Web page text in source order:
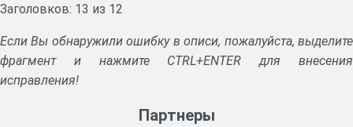
Заголовков: 13 из 12
Если Вы обнаружили ошибку в описи, пожалуйста, выделите
фрагмент и нажмите CTRL+ENTER для внесения
исправления!
Партнеры